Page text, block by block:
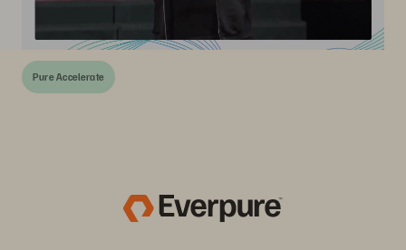
Pure Accelerate